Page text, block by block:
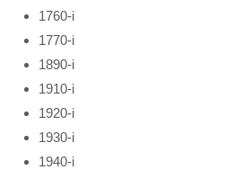
1760-і
1770-і
1890-і
1910-і
1920-і
1930-і
1940-і